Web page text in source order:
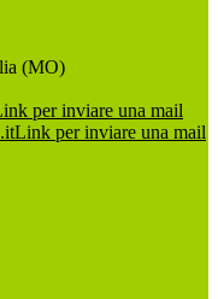
(MO)
per inviare una mail
Link per inviare una mail